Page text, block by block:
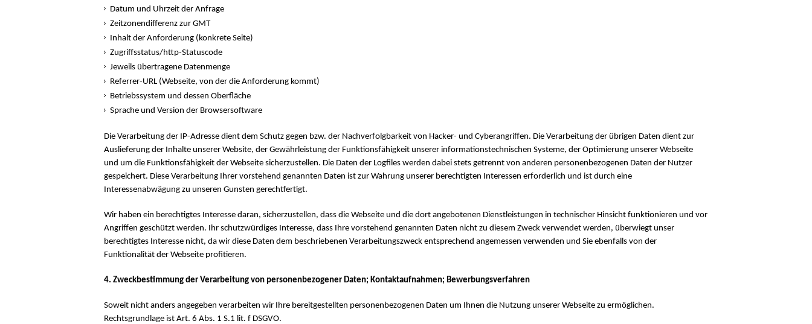
Datum und Uhrzeit der Anfrage
Zeitzonendifferenz zur GMT
Inhalt der Anforderung (konkrete Seite)
Zugriffsstatus/http-Statuscode
Jeweils übertragene Datenmenge
Referrer-URL (Webseite, von der die Anforderung kommt)
Betriebssystem und dessen Oberfläche
Sprache und Version der Browsersoftware
Die Verarbeitung der IP-Adresse dient dem Schutz gegen bzw. der Nachverfolgbarkeit von Hacker- und Cyberangriffen. Die Verarbeitung der übrigen Daten dient zur
Auslieferung der Inhalte unserer Website, der Gewährleistung der Funktionsfähigkeit unserer informationstechnischen Systeme, der Optimierung unserer Webseite
und um die Funktionsfähigkeit der Webseite sicherzustellen. Die Daten der Logfiles werden dabei stets getrennt von anderen personenbezogenen Daten der Nutzer
gespeichert. Diese Verarbeitung Ihrer vorstehend genannten Daten ist zur Wahrung unserer berechtigten Interessen erforderlich und ist durch eine
Interessenabwägung zu unseren Gunsten gerechtfertigt.
Wir haben ein berechtigtes Interesse daran, sicherzustellen, dass die Webseite und die dort angebotenen Dienstleistungen in technischer Hinsicht funktionieren und vor
Angriffen geschützt werden. Ihr schutzwürdiges Interesse, dass Ihre vorstehend genannten Daten nicht zu diesem Zweck verwendet werden, überwiegt unser
berechtigtes Interesse nicht, da wir diese Daten dem beschriebenen Verarbeitungszweck entsprechend angemessen verwenden und Sie ebenfalls von der
Funktionalität der Webseite profitieren.
4. Zweckbestimmung der Verarbeitung von personenbezogener Daten; Kontaktaufnahmen; Bewerbungsverfahren
Soweit nicht anders angegeben verarbeiten wir Ihre bereitgestellten personenbezogenen Daten um Ihnen die Nutzung unserer Webseite zu ermöglichen.
Rechtsgrundlage ist Art. 6 Abs. 1 S.1 lit. f DSGVO.